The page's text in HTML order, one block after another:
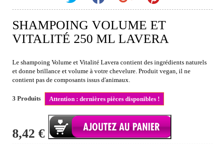
SHAMPOING VOLUME ET
VITALITÉ 250 ML LAVERA
Le shampoing Volume et Vitalité Lavera contient des ingrédients naturels
et donne brillance et volume à votre chevelure. Produit vegan, il ne
contient pas de composants issus d'animaux.
3 Produits Attention : dernières pièces disponibles !
8,42 €